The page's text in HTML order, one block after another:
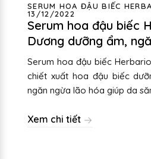
SERUM HOA ĐẬU BIẾC
13/12/2022
Serum hoa đậu biếc
Dương dưỡng ẩm,
Serum hoa đậu biếc
chiết xuất hoa đậu biếc
ngăn ngừa lão hóa giúp da
Xem chi tiết